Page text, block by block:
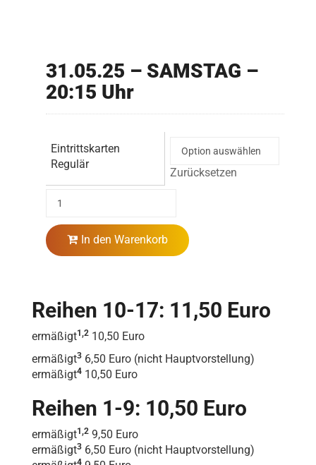
31.05.25 – SAMSTAG –
20:15 Uhr
Eintrittskarten
Regulär
Zurücksetzen
In den Warenkorb
Reihen 10-17: 11,50 Euro
ermäßigt1,2 10,50 Euro
ermäßigt3 6,50 Euro (nicht Hauptvorstellung)
ermäßigt4 10,50 Euro
Reihen 1-9: 10,50 Euro
ermäßigt1,2 9,50 Euro
ermäßigt3 6,50 Euro (nicht Hauptvorstellung)
4